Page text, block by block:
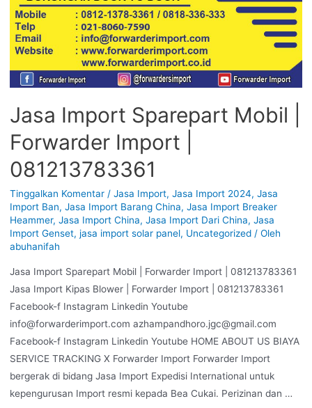
Jasa Import Sparepart Mobil |
Forwarder Import |
081213783361
Tinggalkan Komentar / Jasa Import, Jasa Import 2024, Jasa
Import Ban, Jasa Import Barang China, Jasa Import Breaker
Heammer, Jasa Import China, Jasa Import Dari China, Jasa
Import Genset, jasa import solar panel, Uncategorized/ Oleh
abuhanifah
Jasa Import Sparepart Mobil | Forwarder Import | 081213783361
Jasa Import Kipas Blower | Forwarder Import | 081213783361
Facebook-f Instagram Linkedin Youtube
info@forwarderimport.com azhampandhoro.jgc@gmail.com
Facebook-f Instagram Linkedin Youtube HOME ABOUT US BIAYA
SERVICE TRACKING X Forwarder Import Forwarder Import
bergerak di bidang Jasa Import Expedisi International untuk
kepengurusan Import resmi kepada Bea Cukai. Perizinan dan …